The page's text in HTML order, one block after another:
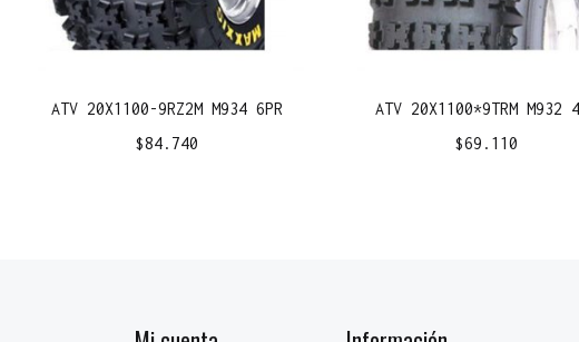
ATV 20X1100-9RZ2M M934 6PR
$84.740
ATV 20X1100*9TRM M932
$69.110